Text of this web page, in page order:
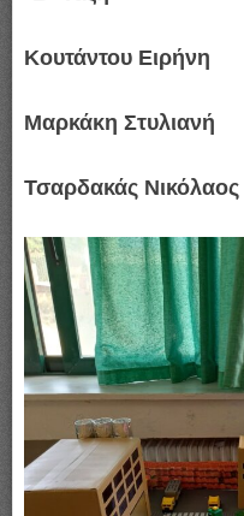
Κουτάντου Ειρήνη
Μαρκάκη Στυλιανή
Τσαρδακάς Νικόλαος